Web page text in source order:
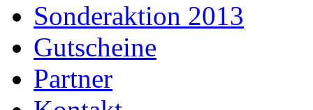
Sonderaktion 2013
Gutscheine
Partner